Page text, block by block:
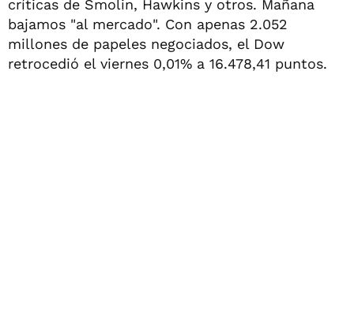
críticas de Smolin, Hawkins y otros. Mañana
bajamos "al mercado". Con apenas 2.052
millones de papeles negociados, el Dow
retrocedió el viernes 0,01% a 16.478,41 puntos.